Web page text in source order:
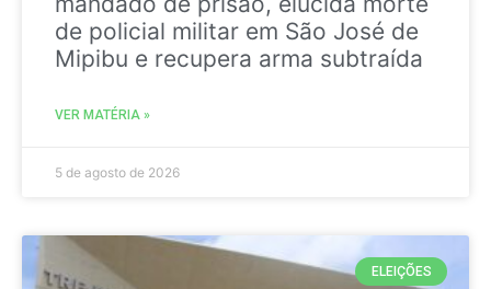
de policial militar em São José de
Mipibu e recupera arma subtraída
VER MATÉRIA »
5 de agosto de 2026
ELEIÇÕES